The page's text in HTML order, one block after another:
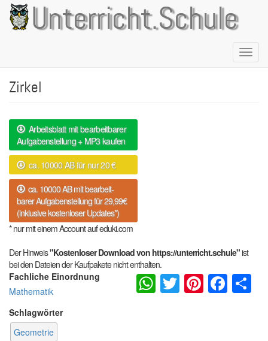
Direkt
zum
Inhalt
Unterricht.Schule
Zirkel
Arbeitsblatt mit bearbeitbarer
Aufgabenstellung + MP3 kaufen
ca. 10000 AB für nur 20 €
ca. 10000 AB mit bearbeit-
barer Aufgabenstellung für 29,99€
(inklusive kostenloser Updates*)
* nur mit einem Account auf eduki.com
Der Hinweis"Kostenloser Download von https://unterricht.schule"ist
bei den Dateien der Kaufpakete nicht enthalten.
Fachliche Einordnung
Mathematik
Schlagwörter
Geometrie
WhatsApp
Twitter